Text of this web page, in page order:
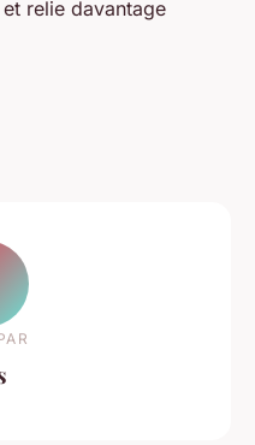
relie davantage